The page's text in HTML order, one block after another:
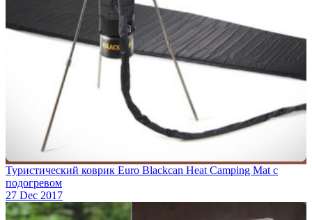
Туристический коврик Euro Blackcan Heat Camping Mat с
подогревом
27 Dec 2017